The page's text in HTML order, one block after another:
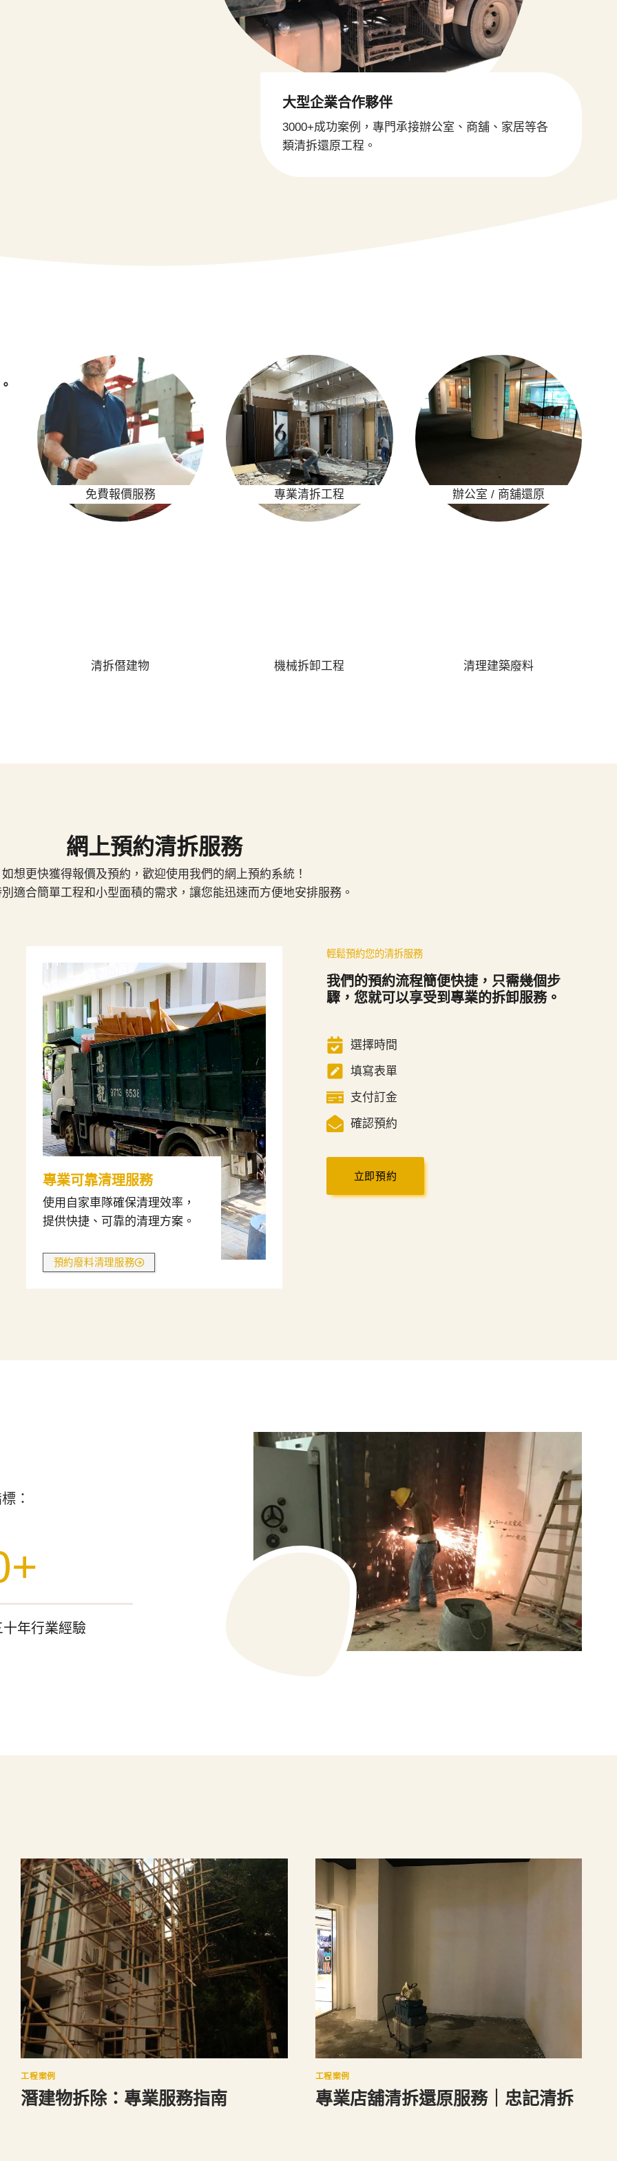
大型企業合作夥伴
3000+成功案例，專門承接辦公室、商舖、家居等各
類清拆還原工程。
免費報價服務 專業清拆工程 辦公室 / 商舖還原
清拆僭建物 機械拆卸工程 清理建築廢料
網上預約清拆服務
如想更快獲得報價及預約，歡迎使用我們的網上預約系統！
適合簡單工程和小型面積的需求，讓您能迅速而方便地安排服務。
專業可靠清理服務
使用自家車隊確保清理效率，
提供快捷、可靠的清理方案。
預約廢料清理服務
輕鬆預約您的清拆服務
我們的預約流程簡便快捷，只需幾個步
驟，您就可以享受到專業的拆卸服務。
選擇時間
填寫表單
支付訂金
確認預約
立即預約
：
年行業經驗
工程案例
潛建物拆除：專業服務指南
工程案例
專業店舖清拆還原服務｜忠記清拆